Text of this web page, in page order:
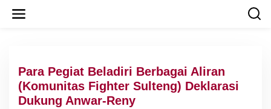
Para Pegiat Beladiri Berbagai Aliran
(Komunitas Fighter Sulteng) Deklarasi
Dukung Anwar-Reny